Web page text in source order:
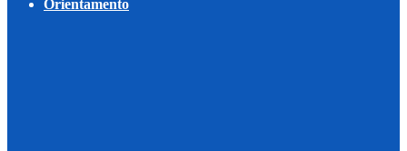
Orientamento